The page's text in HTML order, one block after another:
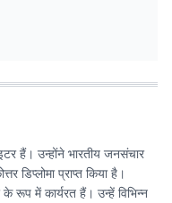
हैं। उन्होंने भारतीय जनसंचार
डिप्लोमा प्राप्त किया है।
रूप में कार्यरत हैं। उन्हें विभिन्न